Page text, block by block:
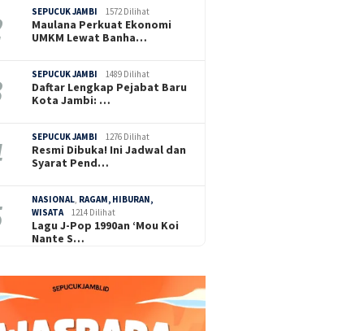
SEPUCUK JAMBI 1572 Dilihat
Maulana Perkuat Ekonomi
UMKM Lewat Banha…
SEPUCUK JAMBI 1489 Dilihat
Daftar Lengkap Pejabat Baru
Kota Jambi: …
SEPUCUK JAMBI 1276 Dilihat
Resmi Dibuka! Ini Jadwal dan
Syarat Pend…
NASIONAL RAGAM, HIBURAN,
WISATA
1214 Dilihat
Lagu J-Pop 1990an ‘Mou Koi
Nante S…